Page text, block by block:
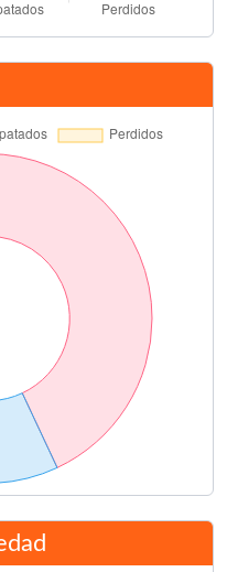
Portu
Monreal
Roberto López
Carlos Fernández